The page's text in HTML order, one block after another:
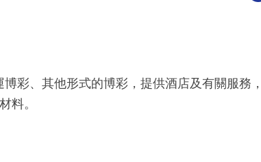
彩、其他形式的博彩，提供酒店及有關服務，
料。